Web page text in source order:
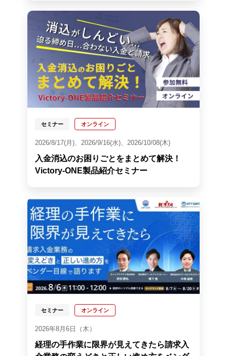
セミナー オンライン
2026/8/17(月)、2026/9/16(水)、2026/10/08(木)
入金消込のお困りごとをまとめて解決！
Victory-ONE製品紹介セミナー
セミナー オンライン
2026年8月6日（木）
経理の手作業に限界が見えてきたら請求入